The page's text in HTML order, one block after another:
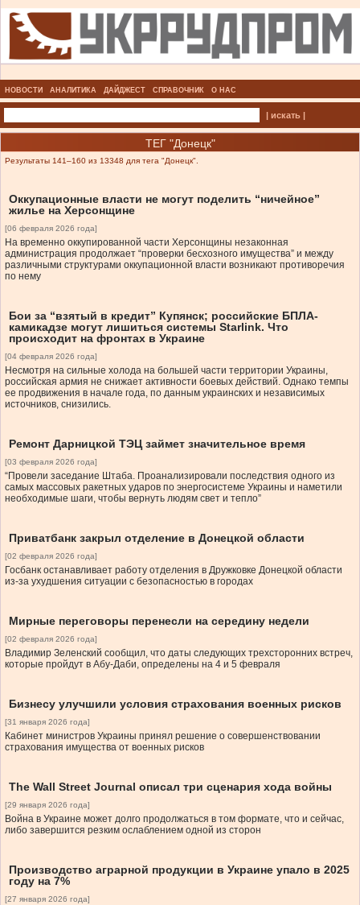
НОВОСТИ АНАЛИТИКА ДАЙДЖЕСТ СПРАВОЧНИК О НАС
| искать |
ТЕГ "Донецк"
Результаты 141–160 из 13348 для тега "Донецк".
Оккупационные власти не могут поделить “ничейное”
жилье на Херсонщине
[06 февраля 2026 года]
На временно оккупированной части Херсонщины незаконная
администрация продолжает “проверки бесхозного имущества” и между
различными структурами оккупационной власти возникают противоречия
по нему
Бои за “взятый в кредит” Купянск; российские БПЛА-
камикадзе могут лишиться системы Starlink. Что
происходит на фронтах в Украине
[04 февраля 2026 года]
Несмотря на сильные холода на большей части территории Украины,
российская армия не снижает активности боевых действий. Однако темпы
ее продвижения в начале года, по данным украинских и независимых
источников, снизились.
Ремонт Дарницкой ТЭЦ займет значительное время
[03 февраля 2026 года]
“Провели заседание Штаба. Проанализировали последствия одного из
самых массовых ракетных ударов по энергосистеме Украины и наметили
необходимые шаги, чтобы вернуть людям свет и тепло”
Приватбанк закрыл отделение в Донецкой области
[02 февраля 2026 года]
Госбанк останавливает работу отделения в Дружковке Донецкой области
из-за ухудшения ситуации с безопасностью в городах
Мирные переговоры перенесли на середину недели
[02 февраля 2026 года]
Владимир Зеленский сообщил, что даты следующих трехсторонних встреч,
которые пройдут в Абу-Даби, определены на 4 и 5 февраля
Бизнесу улучшили условия страхования военных рисков
[31 января 2026 года]
Кабинет министров Украины принял решение о совершенствовании
страхования имущества от военных рисков
The Wall Street Journal описал три сценария хода войны
[29 января 2026 года]
Война в Украине может долго продолжаться в том формате, что и сейчас,
либо завершится резким ослаблением одной из сторон
Производство аграрной продукции в Украине упало в 2025
году на 7%
[27 января 2026 года]